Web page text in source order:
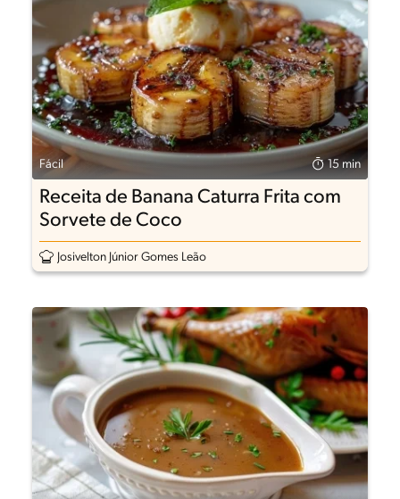
Fácil 15 min
Receita de Banana Caturra Frita com
Sorvete de Coco
Josivelton Júnior Gomes Leão